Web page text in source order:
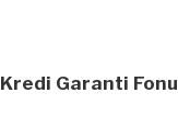
Kredi Garanti Fonu